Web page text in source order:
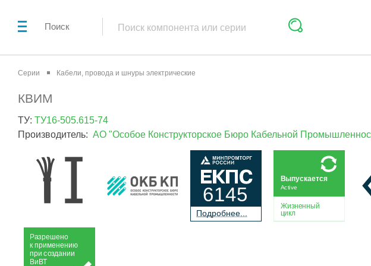
Поиск
Серии Кабели, провода и шнуры электрические
КВИМ
ТУ: ТУ16-505.615-74
Производитель: АО "Особое Конструкторское Бюро Кабельной
Подробнее...
6145
Жизненный
цикл
Active
Выпускается
Разрешено
к применению
присоздании
Ви ВТ